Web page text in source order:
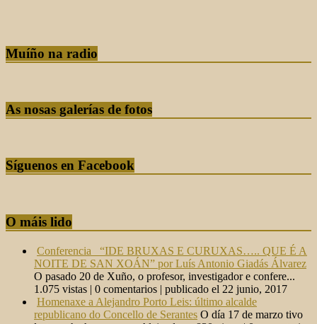
Muíño na radio
As nosas galerías de fotos
Síguenos en Facebook
O máis lido
Conferencia “IDE BRUXAS E CURUXAS….. QUE É A
NOITE DE SAN XOÁN” por Luís Antonio Giadás Álvarez
O pasado 20 de Xuño, o profesor, investigador e confere...
1.075 vistas | 0 comentarios | publicado el 22 junio, 2017
Homenaxe a Alejandro Porto Leis: último alcalde
republicano do Concello de Serantes O día 17 de marzo tivo